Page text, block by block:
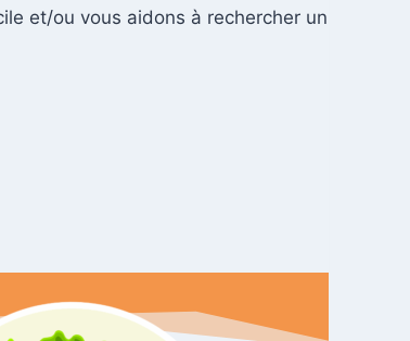
et/ou vous aidons à rechercher un